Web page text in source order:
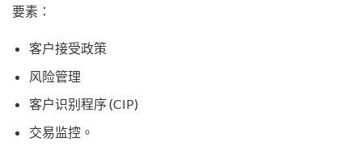
要素：
客户接受政策
风险管理
客户识别程序 (CIP)
交易监控。